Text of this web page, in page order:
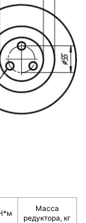
Масса
редуктора, кг